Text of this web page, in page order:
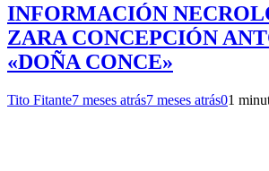
INFORMACIÓN
ZARA CONCEPCIÓN
«DOÑA CONCE»
Tito Fitante7 meses atrás7 meses atrás01